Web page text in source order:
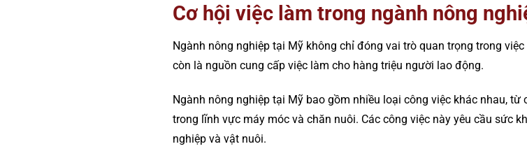
Cơ hội việc làm trong ngành nông
Ngành nông nghiệp tại Mỹ không chỉ đóng vai trò quan trọng trong
còn là nguồn cung cấp việc làm cho hàng triệu người lao động.
Ngành nông nghiệp tại Mỹ bao gồm nhiều loại công việc khác nhau,
trong lĩnh vực máy móc và chăn nuôi. Các công việc này yêu cầu sức
nghiệp và vật nuôi.